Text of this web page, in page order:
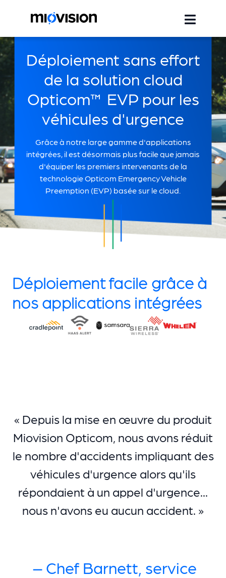
Déploiement sans effort
de la solution cloud
Opticom™ EVP pour les
véhicules d'urgence
Grâce à notre large gamme d'applications
intégrées, il est désormais plus facile que jamais
d'équiper les premiers intervenants de la
technologie Opticom Emergency Vehicle
Preemption (EVP) basée sur le cloud.
Déploiement facile grâce à
nos applications intégrées
« Depuis la mise en œuvre du produit
Miovision Opticom, nous avons réduit
le nombre d'accidents impliquant des
véhicules d'urgence alors qu'ils
répondaient à un appel d'urgence...
nous n'avons eu aucun accident. »
– Chef Barnett, service